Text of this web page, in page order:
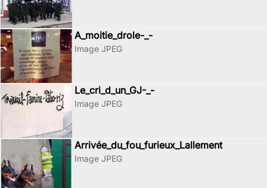
A_moitie_drole-_-
Image JPEG
Le_cri_d_un_GJ-_-
Image JPEG
Arrivée_du_fou_furieux_Lallement
Image JPEG